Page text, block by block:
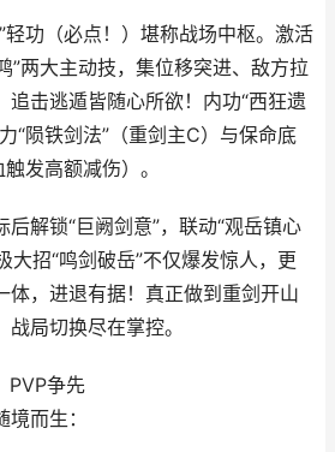
轻功（必点！）堪称战场中枢。激活
”两大主动技，集位移突进、敌方拉
追击逃遁皆随心所欲！内功“西狂遗
“陨铁剑法”（重剑主C）与保命底
发高额减伤）。
解锁“巨阙剑意”，联动“观岳镇心
大招“鸣剑破岳”不仅爆发惊人，更
体，进退有据！真正做到重剑开山
局切换尽在掌控。
PVP争先
而生：